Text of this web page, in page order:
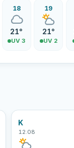
18
21°
UV 3
19
21°
UV 2
K
12.08